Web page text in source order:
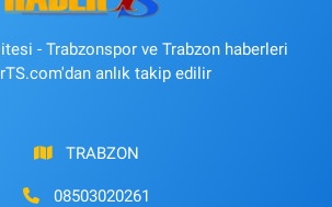
- Trabzonspor ve Trabzon haberleri
anlık takip edilir
TRABZON
08503020261